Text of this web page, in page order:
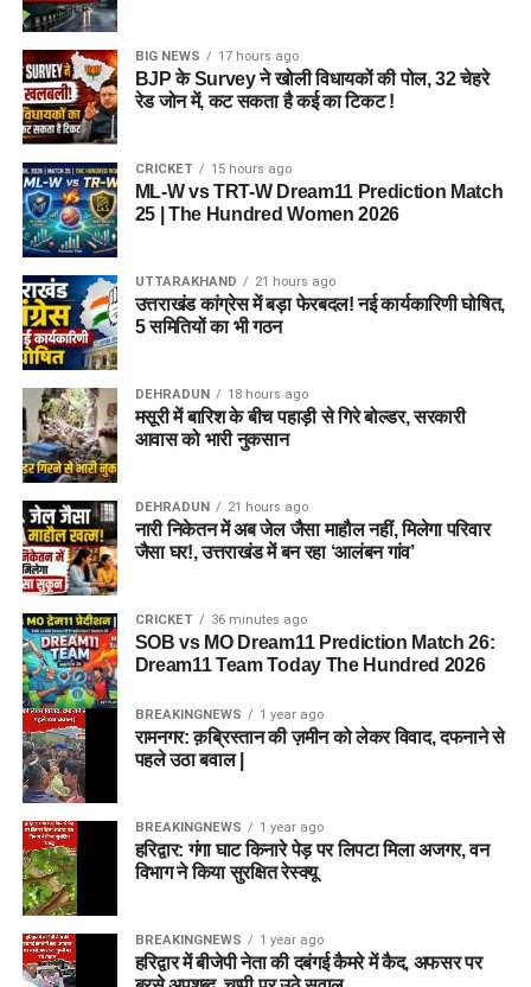
BIG NEWS 17 hours ago
BJP के Survey ने खोली विधायकों की पोल, 32 चेहरे
रेड जोन में, कट सकता है कई का टिकट !
CRICKET 15 hours ago
ML-W vs TRT-W Dream11 Prediction Match
25 | The Hundred Women 2026
UTTARAKHAND 21 hours ago
उत्तराखंड कांग्रेस में बड़ा फेरबदल! नई कार्यकारिणी घोषित,
5 समितियों का भी गठन
DEHRADUN 18 hours ago
मसूरी में बारिश के बीच पहाड़ी से गिरे बोल्डर, सरकारी
आवास को भारी नुकसान
DEHRADUN 21 hours ago
नारी निकेतन में अब जेल जैसा माहौल नहीं, मिलेगा परिवार
जैसा घर!, उत्तराखंड में बन रहा ‘आलंबन गांव’
CRICKET 36 minutes ago
SOB vs MO Dream11 Prediction Match 26:
Dream11 Team Today The Hundred 2026
BREAKINGNEWS 1 year ago
रामनगर: क़ब्रिस्तान की ज़मीन को लेकर विवाद, दफनाने से
पहले उठा बवाल |
BREAKINGNEWS 1 year ago
हरिद्वार: गंगा घाट किनारे पेड़ पर लिपटा मिला अजगर, वन
विभाग ने किया सुरक्षित रेस्क्यू
BREAKINGNEWS 1 year ago
हरिद्वार में बीजेपी नेता की दबंगई कैमरे में कैद, अफसर पर